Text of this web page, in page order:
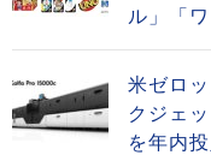
ル」「
米ゼロ
クジェ
を年内